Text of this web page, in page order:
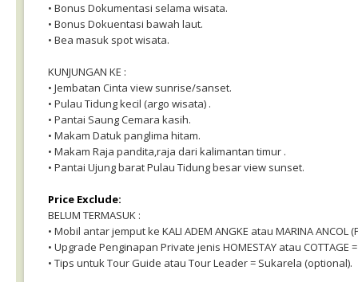
• Bonus Dokumentasi selama wisata.
• Bonus Dokuentasi bawah laut.
• Bea masuk spot wisata.
KUNJUNGAN KE :
• Jembatan Cinta view sunrise/sanset.
• Pulau Tidung kecil (argo wisata) .
• Pantai Saung Cemara kasih.
• Makam Datuk panglima hitam.
• Makam Raja pandita,raja dari kalimantan timur .
• Pantai Ujung barat Pulau Tidung besar view sunset.
Price Exclude:
BELUM TERMASUK :
• Mobil antar jemput ke KALI ADEM ANGKE atau MARINA ANCOL
• Upgrade Penginapan Private jenis HOMESTAY atau COTTAGE
• Tips untuk Tour Guide atau Tour Leader = Sukarela (optional).